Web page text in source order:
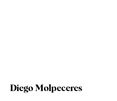
Diego Molpeceres